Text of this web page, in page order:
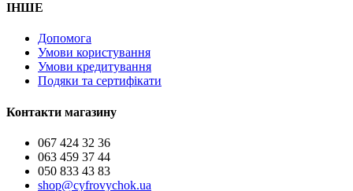
ІНШЕ
Допомога
Умови користування
Умови кредитування
Подяки та сертифікати
Контакти магазину
067 424 32 36
063 459 37 44
050 833 43 83
shop@cyfrovychok.ua